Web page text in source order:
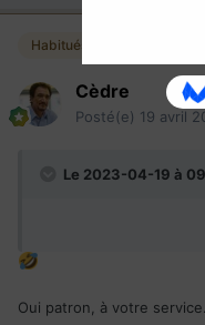
Habitués
Cèdre
Posté(e) 19 avril
Le 2023-04-19 à
Oui patron, à votre